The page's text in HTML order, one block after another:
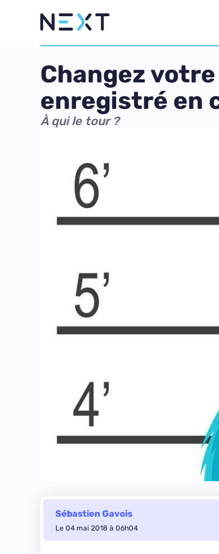
Changez
enregistré en
À qui le tour ?
Sébastien Gavois
Le 04 mai 2018 à 06h04